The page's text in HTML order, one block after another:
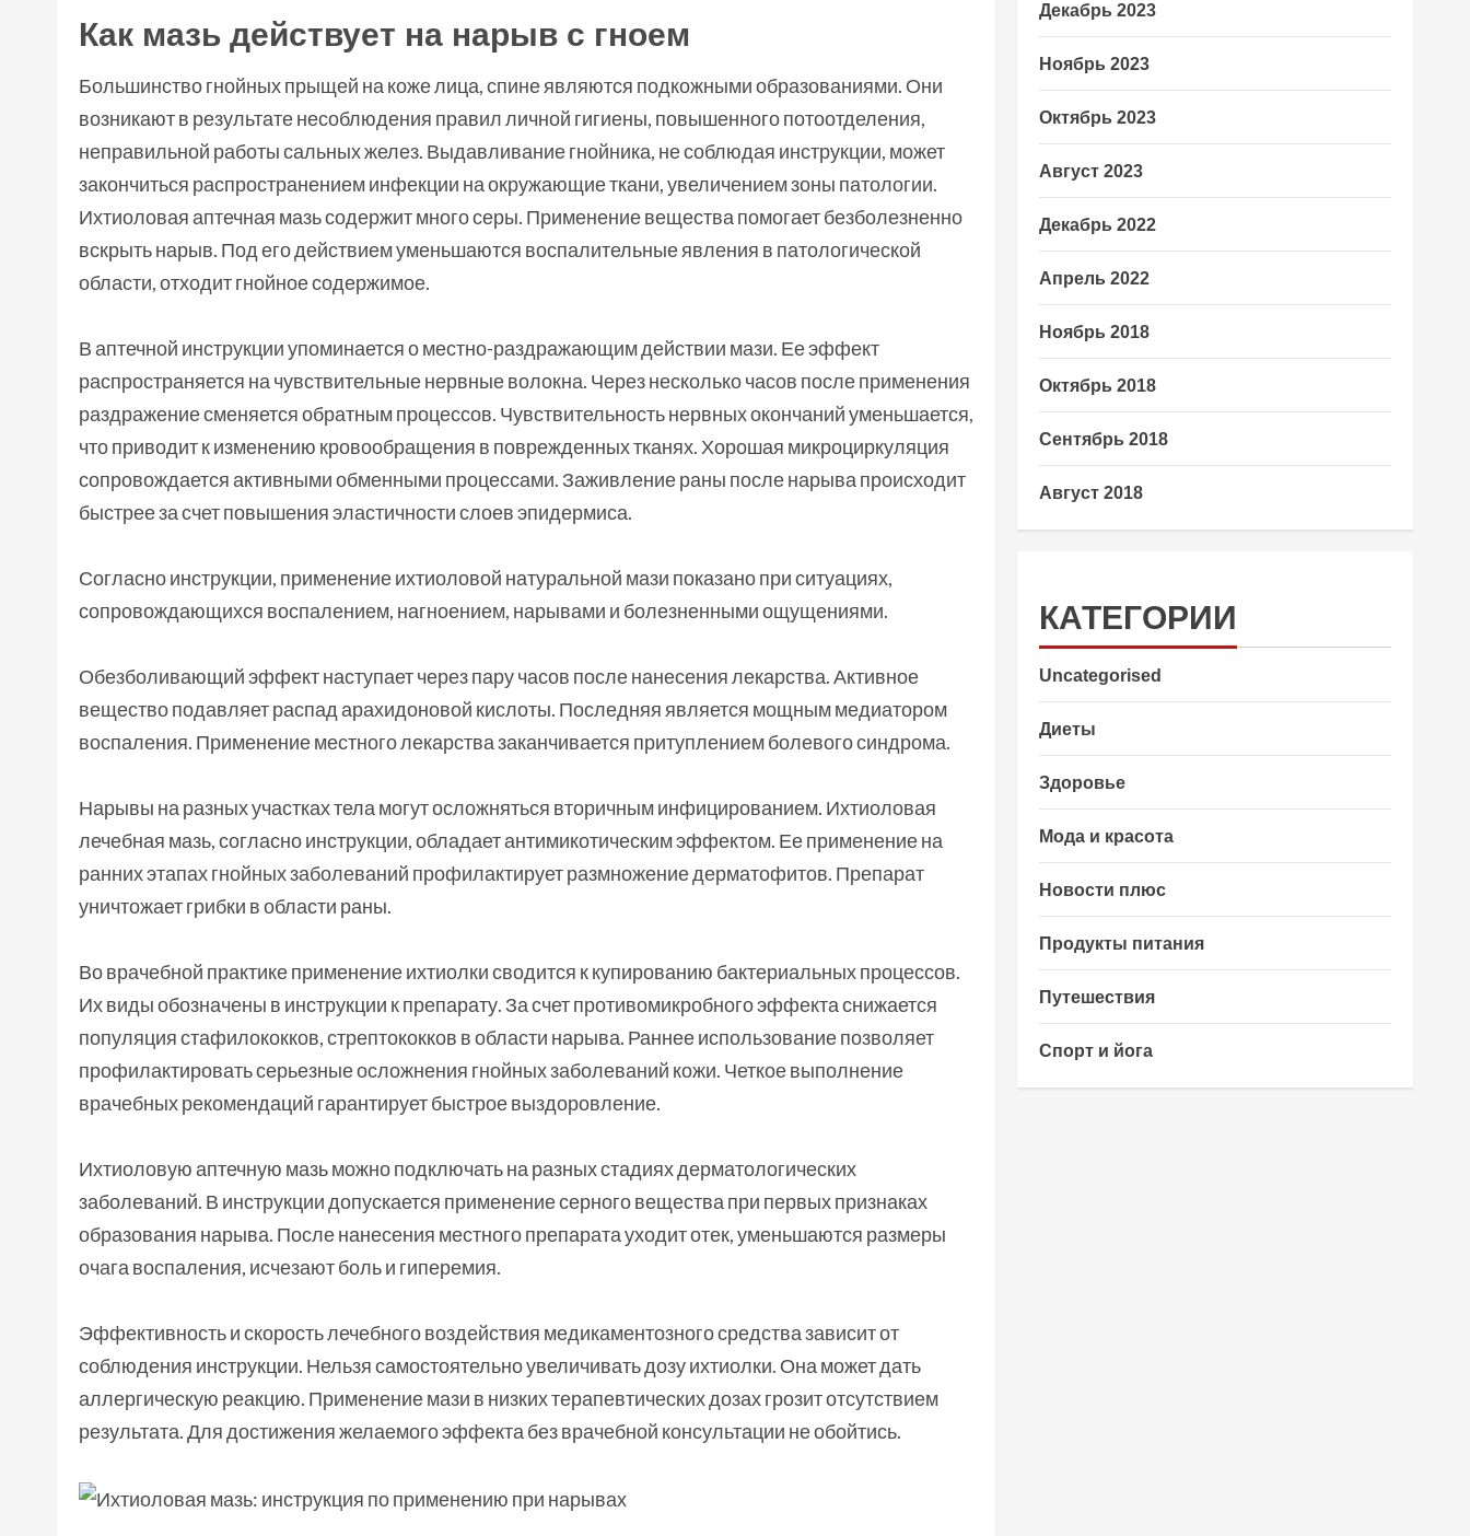
Как мазь действует на нарыв с гноем
Большинство гнойных прыщей на коже лица, спине являются подкожными образованиями. Они
возникают в результате несоблюдения правил личной гигиены, повышенного потоотделения,
неправильной работы сальных желез. Выдавливание гнойника, не соблюдая инструкции, может
закончиться распространением инфекции на окружающие ткани, увеличением зоны патологии.
Ихтиоловая аптечная мазь содержит много серы. Применение вещества помогает безболезненно
вскрыть нарыв. Под его действием уменьшаются воспалительные явления в патологической
области, отходит гнойное содержимое.
В аптечной инструкции упоминается о местно-раздражающим действии мази. Ее эффект
распространяется на чувствительные нервные волокна. Через несколько часов после применения
раздражение сменяется обратным процессов. Чувствительность нервных окончаний уменьшается,
что приводит к изменению кровообращения в поврежденных тканях. Хорошая микроциркуляция
сопровождается активными обменными процессами. Заживление раны после нарыва происходит
быстрее за счет повышения эластичности слоев эпидермиса.
Согласно инструкции, применение ихтиоловой натуральной мази показано при ситуациях,
сопровождающихся воспалением, нагноением, нарывами и болезненными ощущениями.
Обезболивающий эффект наступает через пару часов после нанесения лекарства. Активное
вещество подавляет распад арахидоновой кислоты. Последняя является мощным медиатором
воспаления. Применение местного лекарства заканчивается притуплением болевого синдрома.
Нарывы на разных участках тела могут осложняться вторичным инфицированием. Ихтиоловая
лечебная мазь, согласно инструкции, обладает антимикотическим эффектом. Ее применение на
ранних этапах гнойных заболеваний профилактирует размножение дерматофитов. Препарат
уничтожает грибки в области раны.
Во врачебной практике применение ихтиолки сводится к купированию бактериальных процессов.
Их виды обозначены в инструкции к препарату. За счет противомикробного эффекта снижается
популяция стафилококков, стрептококков в области нарыва. Раннее использование позволяет
профилактировать серьезные осложнения гнойных заболеваний кожи. Четкое выполнение
врачебных рекомендаций гарантирует быстрое выздоровление.
Ихтиоловую аптечную мазь можно подключать на разных стадиях дерматологических
заболеваний. В инструкции допускается применение серного вещества при первых признаках
образования нарыва. После нанесения местного препарата уходит отек, уменьшаются размеры
очага воспаления, исчезают боль и гиперемия.
Эффективность и скорость лечебного воздействия медикаментозного средства зависит от
соблюдения инструкции. Нельзя самостоятельно увеличивать дозу ихтиолки. Она может дать
аллергическую реакцию. Применение мази в низких терапевтических дозах грозит отсутствием
результата. Для достижения желаемого эффекта без врачебной консультации не обойтись.
Декабрь 2023
Ноябрь 2023
Октябрь 2023
Август 2023
Декабрь 2022
Апрель 2022
Ноябрь 2018
Октябрь 2018
Сентябрь 2018
Август 2018
КАТЕГОРИИ
Uncategorised
Диеты
Здоровье
Мода и красота
Новости плюс
Продукты питания
Путешествия
Спорт и йога